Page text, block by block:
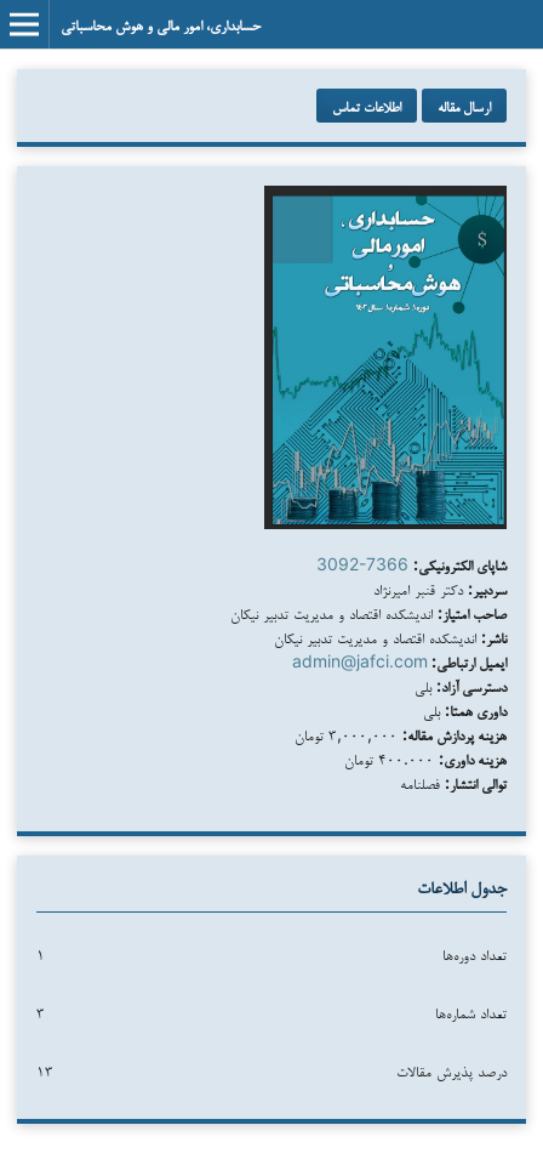
حسابداری، امور مالی و هوش محاسباتی
ارسال مقاله اطلاعات تماس
شاپای الکترونیکی: 3092-7366
سردبیر: دکتر قنبر امیرنژاد
صاحب امتیاز: اندیشکده اقتصاد و مدیریت تدبیر نیکان
ناشر: اندیشکده اقتصاد و مدیریت تدبیر نیکان
ایمیل ارتباطی: admin@jafci.com
دسترسی آزاد: بلی
داوری همتا: بلی
هزینه پردازش مقاله:
هزینه داوری:
توالی انتشار: فصلنامه
جدول اطلاعات
تعداد دوره‌ها ۱
تعداد شماره‌ها ۳
درصد پذیرش مقالات ۱۳